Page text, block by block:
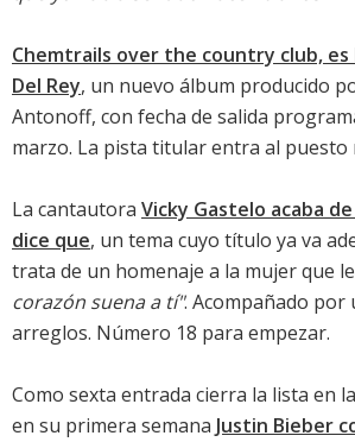
Chemtrails over the country club, es
Del Rey, un nuevo álbum producido
Antonoff, con fecha de salida
marzo. La pista titular entra al puesto
La cantautora Vicky Gastelo acaba
dice que, un tema cuyo título ya va
trata de un homenaje a la mujer que
corazón suena a tí". Acompañado
arreglos. Número 18 para empezar.
Como sexta entrada cierra la lista en
en su primera semana Justin Bieber